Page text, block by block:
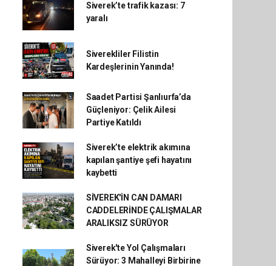
Siverek’te trafik kazası: 7
yaralı
Siverekliler Filistin
Kardeşlerinin Yanında!
Saadet Partisi Şanlıurfa’da
Güçleniyor: Çelik Ailesi
Partiye Katıldı
Siverek’te elektrik akımına
kapılan şantiye şefi hayatını
kaybetti
SİVEREK'İN CAN DAMARI
CADDELERİNDE ÇALIŞMALAR
ARALIKSIZ SÜRÜYOR
Siverek'te Yol Çalışmaları
Sürüyor: 3 Mahalleyi Birbirine